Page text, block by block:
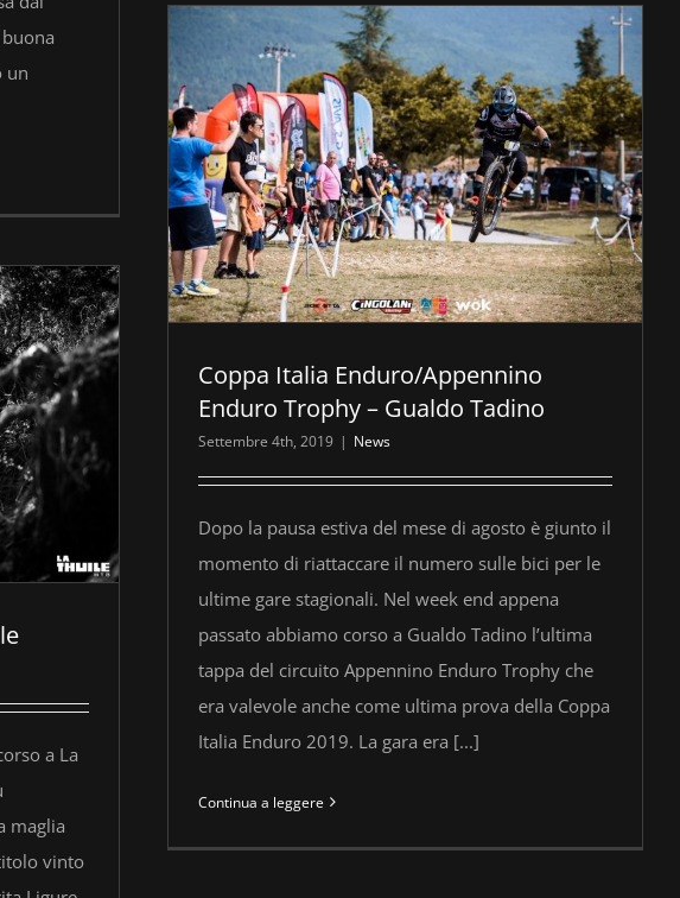
un
Coppa Italia Enduro/Appennino
Enduro Trophy – Gualdo Tadino
Settembre 4th, 2019 | News
Dopo la pausa estiva del mese di agosto è giunto il
momento di riattaccare il numero sulle bici per le
ultime gare stagionali. Nel week end appena
passato abbiamo corso a Gualdo Tadino l’ultima
tappa del circuito Appennino Enduro Trophy che
era valevole anche come ultima prova della Coppa
Italia Enduro 2019. La gara era [...]
Continua a leggere
a La
maglia
vinto